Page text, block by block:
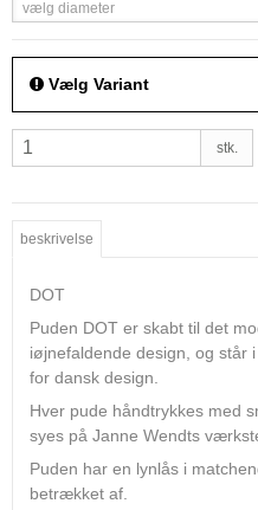
vælg diameter
Vælg Variant
stk.
beskrivelse
DOT
Puden DOT er skabt til det
iøjnefaldende design, og står
for dansk design.
Hver pude håndtrykkes med
syes på Janne Wendts
Puden har en lynlås i
betrækket af.